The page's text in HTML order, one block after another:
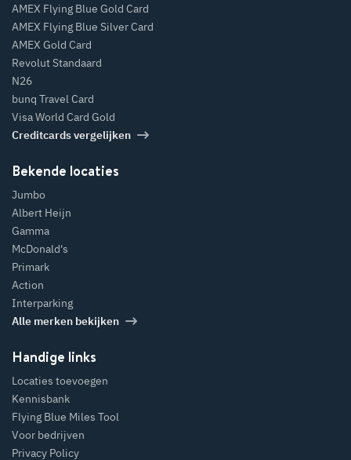
AMEX Flying Blue Gold Card
AMEX Flying Blue Silver Card
AMEX Gold Card
Revolut Standaard
N26
bunq Travel Card
Visa World Card Gold
Creditcards vergelijken
Bekende locaties
Jumbo
Albert Heijn
Gamma
McDonald's
Primark
Action
Interparking
Alle merken bekijken
Handige links
Locaties toevoegen
Kennisbank
Flying Blue Miles Tool
Voor bedrijven
Privacy Policy